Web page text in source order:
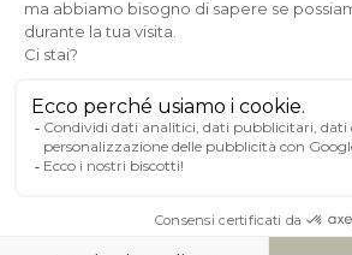
Pagamento sicuro
A PROPOSITO DI MILIBOO
AIUTO & CONTATTO